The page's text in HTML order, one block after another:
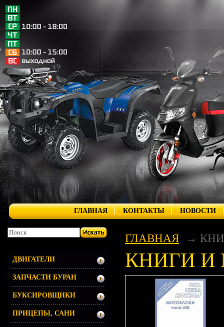
ГЛАВНАЯ КОНТАКТЫ НОВОСТИ
ГЛАВНАЯ
КНИГИ
ДВИГАТЕЛИ
ЗАПЧАСТИ БУРАН
БУКСИРОВЩИКИ
ПРИЦЕПЫ, САНИ